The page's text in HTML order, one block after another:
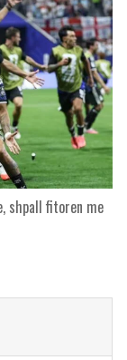
shpall fitoren me